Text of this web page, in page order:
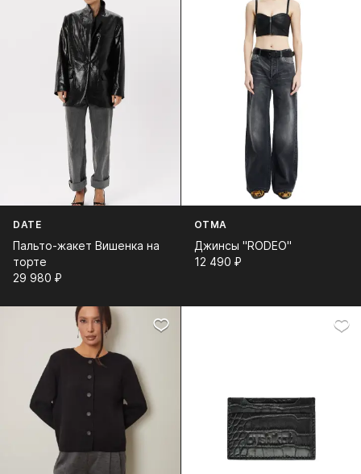
DATE
Пальто-жакет Вишенка на
торте
29 980⁠ ⁠₽
OTMA
Джинсы "RODEO"
12 490⁠ ⁠₽